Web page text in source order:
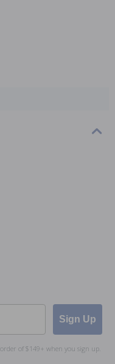
Sign Up
of $149+ when you sign up.